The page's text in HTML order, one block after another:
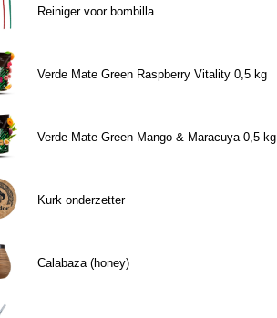
Reiniger voor bombilla
Verde Mate Green Raspberry Vitality 0,5 kg
Verde Mate Green Mango & Maracuya 0,5 kg
Kurk onderzetter
Calabaza (honey)